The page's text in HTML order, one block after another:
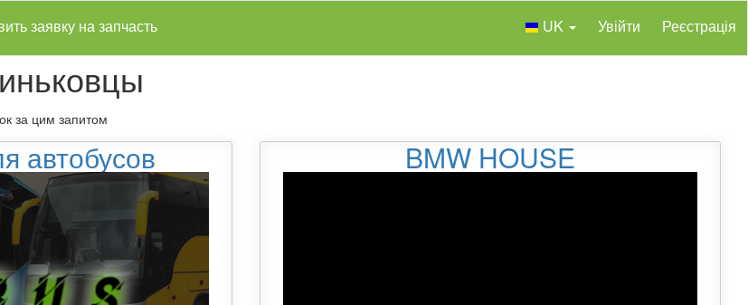
заявку на запчасть UK Увійти Реєстрація
за цим запитом
автобусов BMW HOUSE